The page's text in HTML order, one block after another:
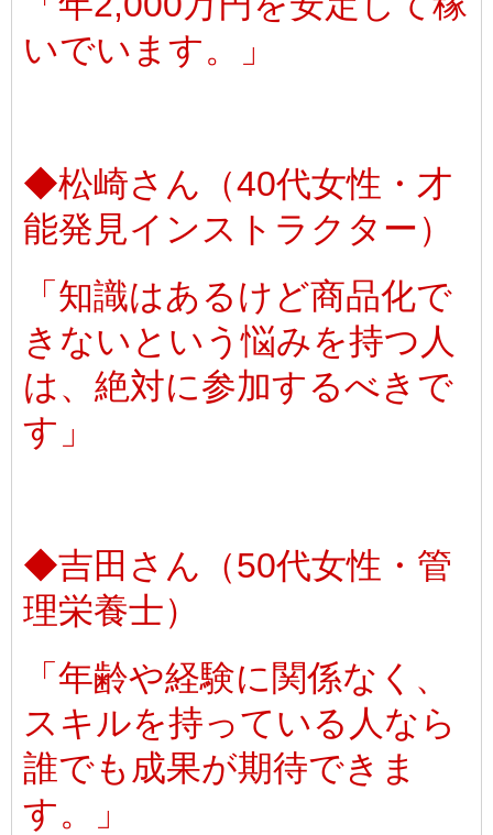
いでいます。」
◆松崎さん（40代女性・才
能発見インストラクター）
「知識はあるけど商品化で
きないという悩みを持つ人
は、絶対に参加するべきで
す」
◆吉田さん（50代女性・管
理栄養士）
「年齢や経験に関係なく、
スキルを持っている人なら
誰でも成果が期待できま
す。」